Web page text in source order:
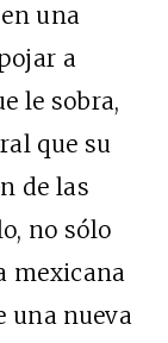
una
a
le sobra,
que su
de las
no sólo
mexicana
una nueva